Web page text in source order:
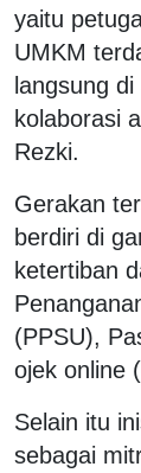
yaitu
UMKM
langsung
kolaborasi
Rezki.
Gerakan
berdiri di
ketertiban
(PPSU),
ojek online
Selain itu
sebagai